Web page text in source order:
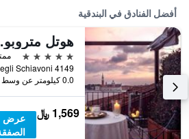
أفضل الفنادق في البندقية
5 نجوم
0.0 كيلومتر عن وسط المدينة
1,569 ﷼
عرض